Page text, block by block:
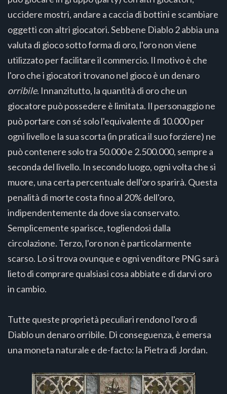
uccidere mostri, andare a caccia di bottini e scambiare
oggetti con altri giocatori. Sebbene Diablo 2 abbia una
valuta di gioco sotto forma di oro, l'oro non viene
utilizzato per facilitare il commercio. Il motivo è che
l'oro che i giocatori trovano nel gioco è un denaro
orribile. Innanzitutto, la quantità di oro che un
giocatore può possedere è limitata. Il personaggio ne
può portare con sé solo l'equivalente di 10.000 per
ogni livello e la sua scorta (in pratica il suo forziere) ne
può contenere solo tra 50.000 e 2.500.000, sempre a
seconda del livello. In secondo luogo, ogni volta che si
muore, una certa percentuale dell'oro sparirà. Questa
penalità di morte costa fino al 20% dell'oro,
indipendentemente da dove sia conservato.
Semplicemente sparisce, togliendosi dalla
circolazione. Terzo, l'oro non è particolarmente
scarso. Lo si trova ovunque e ogni venditore PNG sarà
lieto di comprare qualsiasi cosa abbiate e di darvi oro
in cambio.
Tutte queste proprietà peculiari rendono l'oro di
Diablo un denaro orribile. Di conseguenza, è emersa
una moneta naturale e de-facto: la Pietra di Jordan.